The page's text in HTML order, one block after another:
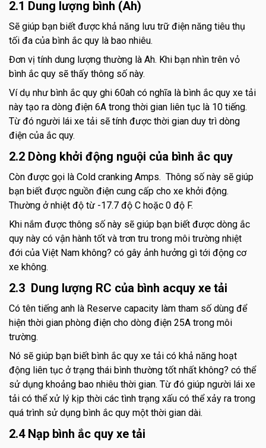
2.1 Dung lượng bình (Ah)
Sẽ giúp bạn biết được khả năng lưu trữ điện năng tiêu thụ
tối đa của bình ắc quy là bao nhiêu.
Đơn vị tính dung lượng thường là Ah. Khi bạn nhìn trên vỏ
bình ắc quy sẽ thấy thông số này.
Ví dụ như bình ắc quy ghi 60ah có nghĩa là bình ắc quy xe tải
này tạo ra dòng điện 6A trong thời gian liên tục là 10 tiếng.
Từ đó người lái xe tải sẽ tính được thời gian duy trì dòng
điện của ắc quy.
2.2 Dòng khởi động nguội của bình ắc quy
Còn được gọi là Cold cranking Amps. Thông số này sẽ giúp
bạn biết được nguồn điện cung cấp cho xe khởi động.
Thường ở nhiệt độ từ -17.7 độ C hoặc 0 độ F.
Khi nắm được thông số này sẽ giúp bạn biết được dòng ắc
quy này có vận hành tốt và trơn tru trong môi trường nhiệt
đới của Việt Nam không? có gây ảnh hưởng gì tới động cơ
xe không.
2.3 Dung lượng RC của bình acquy xe tải
Có tên tiếng anh là Reserve capacity làm tham số dùng để
hiện thời gian phòng điện cho dòng điện 25A trong môi
trường.
Nó sẽ giúp bạn biết bình ắc quy xe tải có khả năng hoạt
động liên tục ở trạng thái bình thường tốt nhất không? có thể
sử dụng khoảng bao nhiêu thời gian. Từ đó giúp người lái xe
tải có thể xử lý kịp thời các tình trạng xấu có thể xảy ra trong
quá trình sử dụng bình ắc quy một thời gian dài.
2.4 Nạp bình ắc quy xe tải